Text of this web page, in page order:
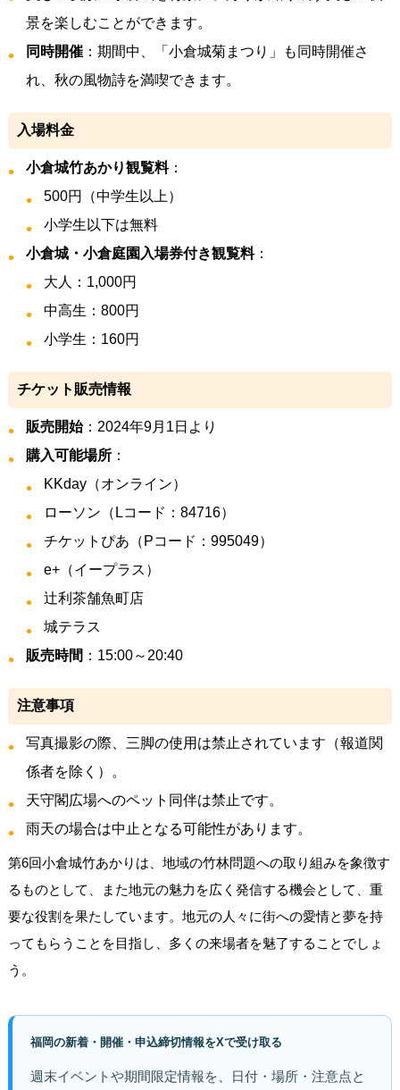
景を楽しむことができます。
同時開催：期間中、「小倉城菊まつり」も同時開催さ
れ、秋の風物詩を満喫できます。
入場料金
小倉城竹あかり観覧料：
500円（中学生以上）
小学生以下は無料
小倉城・小倉庭園入場券付き観覧料：
大人：1,000円
中高生：800円
小学生：160円
チケット販売情報
販売開始：2024年9月1日より
購入可能場所：
KKday（オンライン）
ローソン（Lコード：84716）
チケットぴあ（Pコード：995049）
e+（イープラス）
辻利茶舗魚町店
城テラス
販売時間 ：15:00～20:40
注意事項
写真撮影の際、三脚の使用は禁止されています（報道関
係者を除く）。
天守閣広場へのペット同伴は禁止です。
雨天の場合は中止となる可能性があります。
第6回小倉城竹あかりは、地域の竹林問題への取り組みを象徴す
るものとして、また地元の魅力を広く発信する機会として、重
要な役割を果たしています。地元の人々に街への愛情と夢を持
ってもらうことを目指し、多くの来場者を魅了することでしょ
う。
福岡の新着・開催・申込締切情報をXで受け取る
週末イベントや期間限定情報を、日付・場所・注意点と